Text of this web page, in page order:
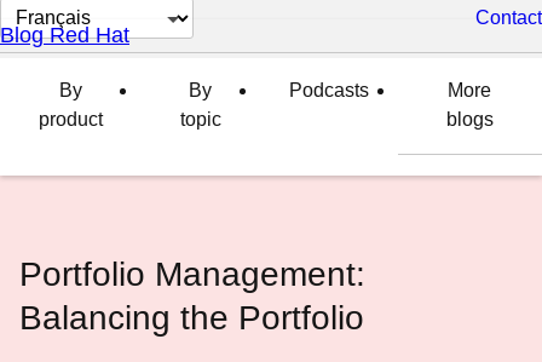
Changer
la
langue
Contact
Blog Red Hat
By
product
By
topic
Podcasts
More
blogs
Portfolio Management:
Balancing the Portfolio